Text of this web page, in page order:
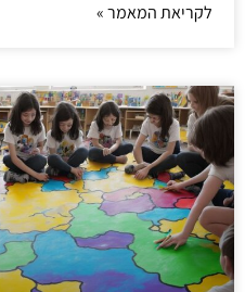
לקריאת המאמר »